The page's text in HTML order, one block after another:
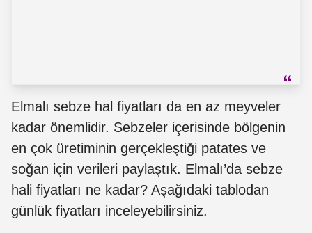
Elmalı sebze hal fiyatları da en az meyveler
kadar önemlidir. Sebzeler içerisinde bölgenin
en çok üretiminin gerçekleştiği patates ve
soğan için verileri paylaştık. Elmalı’da sebze
hali fiyatları ne kadar? Aşağıdaki tablodan
günlük fiyatları inceleyebilirsiniz.